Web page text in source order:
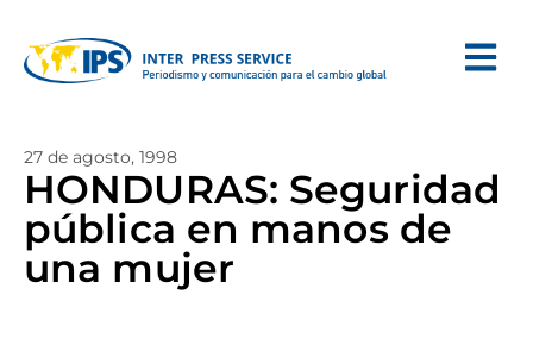
27 de agosto, 1998
HONDURAS: Seguridad
pública en manos de
una mujer